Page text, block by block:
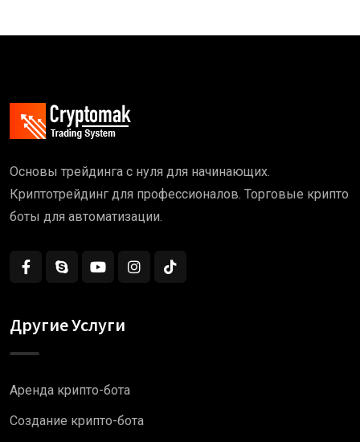
Основы трейдинга с нуля для начинающих.
Криптотрейдинг для профессионалов. Торговые крипто
боты для автоматизации.
Другие Услуги
Аренда крипто-бота
Создание крипто-бота